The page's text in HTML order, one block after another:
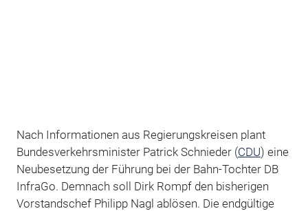
Nach Informationen aus Regierungskreisen plant
Bundesverkehrsminister Patrick Schnieder (CDU) eine
Neubesetzung der Führung bei der Bahn-Tochter DB
InfraGo. Demnach soll Dirk Rompf den bisherigen
Vorstandschef Philipp Nagl ablösen. Die endgültige